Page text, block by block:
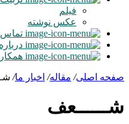
فیلم
عکس نوشته
تماس
صفحه اصلی/ مقاله/ اخبار ما/
شــــــعف